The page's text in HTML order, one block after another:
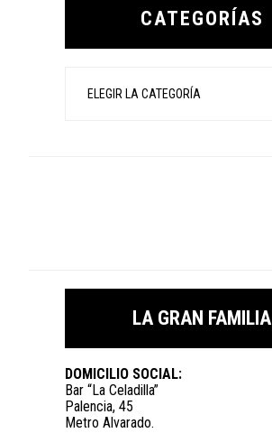
CATEGORÍAS
LA GRAN FAMILIA
DOMICILIO SOCIAL:
Bar “La Celadilla”
Palencia, 45
Metro Alvarado.